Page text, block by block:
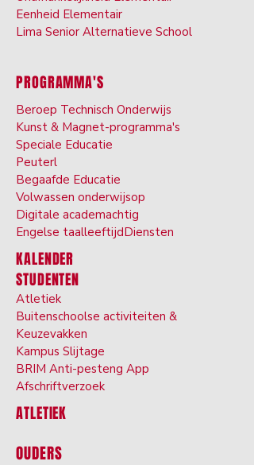
Eenheid Elementair
Lima Senior Alternatieve School
PROGRAMMA'S
Beroep Technisch Onderwijs
Kunst & Magnet-programma's
Speciale Educatie
Peuterl
Begaafde Educatie
Volwassen onderwijsop
Digitale academachtig
Engelse taalleeftijdDiensten
KALENDER
STUDENTEN
Atletiek
Buitenschoolse activiteiten &
Keuzevakken
Kampus Slijtage
BRIM Anti-pesteng App
Afschriftverzoek
ATLETIEK
OUDERS